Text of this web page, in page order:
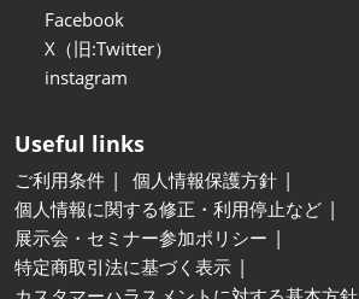
Facebook
X（旧:Twitter）
instagram
Useful links
ご利用条件
個人情報保護方針
個人情報に関する修正・利用停止など
展示会・セミナー参加ポリシー
特定商取引法に基づく表示